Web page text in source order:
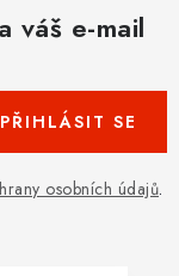
váš e-mail
osobních údajů.
PŘIHLÁSIT SE